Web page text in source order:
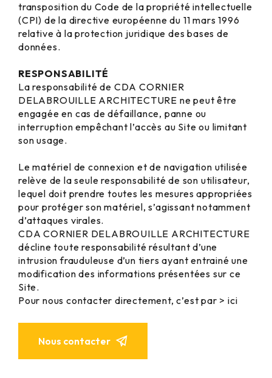
transposition du Code de la propriété intellectuelle
(CPI) de la directive européenne du 11 mars 1996
relative à la protection juridique des bases de
données.
RESPONSABILITÉ
La responsabilité de CDA CORNIER
DELABROUILLE ARCHITECTURE ne peut être
engagée en cas de défaillance, panne ou
interruption empêchant l’accès au Site ou limitant
son usage.
Le matériel de connexion et de navigation utilisée
relève de la seule responsabilité de son utilisateur,
lequel doit prendre toutes les mesures appropriées
pour protéger son matériel, s’agissant notamment
d’attaques virales.
CDA CORNIER DELABROUILLE ARCHITECTURE
décline toute responsabilité résultant d’une
intrusion frauduleuse d’un tiers ayant entrainé une
modification des informations présentées sur ce
Site.
Pour nous contacter directement, c’est par > ici
Nous contacter